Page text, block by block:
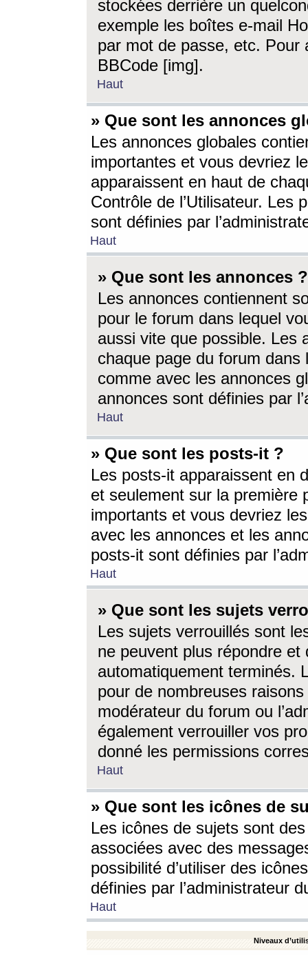
stockées derrière un
exemple les boîtes e-mail
par mot de passe, etc. Pour
BBCode [img].
Haut
» Que sont les annonces
Les annonces globales
importantes et vous devriez
apparaissent en haut de
Contrôle de l’Utilisateur. Les
sont définies par
Haut
» Que sont les annonces ?
Les annonces contiennent
pour le forum dans lequel
aussi vite que possible. Les
chaque page du forum dans
comme avec les annonces
annonces sont définies par
Haut
» Que sont les posts-it ?
Les posts-it apparaissent en
et seulement sur la première
importants et vous devriez
avec les annonces et les
posts-it sont définies par
Haut
» Que sont les sujets
Les sujets verrouillés sont
ne peuvent plus répondre
automatiquement terminés.
pour de nombreuses
modérateur du forum ou
également verrouiller vos
donné les permissions
Haut
» Que sont les icônes de
Les icônes de sujets sont
associées avec des
possibilité d’utiliser des
définies par l’administrateur
Haut
Niveaux